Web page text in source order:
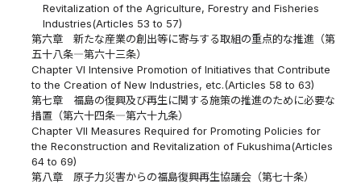
Revitalization of the Agriculture, Forestry and Fisheries
Industries(Articles 53 to 57)
第六章 新たな産業の創出等に寄与する取組の重点的な推進（第
五十八条―第六十三条）
Chapter VI Intensive Promotion of Initiatives that Contribute
to the Creation of New Industries, etc.(Articles 58 to 63)
第七章 福島の復興及び再生に関する施策の推進のために必要な
措置（第六十四条―第六十九条）
Chapter VII Measures Required for Promoting Policies for
the Reconstruction and Revitalization of Fukushima(Articles
64 to 69)
第八章 原子力災害からの福島復興再生協議会（第七十条）